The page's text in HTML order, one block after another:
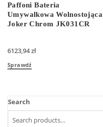
Paffoni Bateria
Umywalkowa Wolnostojąca
Joker Chrom JK031CR
6123,94zł
Sprawdź
Search